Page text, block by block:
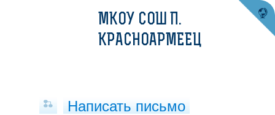
МКОУ СОШ П.
КРАСНОАРМЕЕЦ
Написать письмо